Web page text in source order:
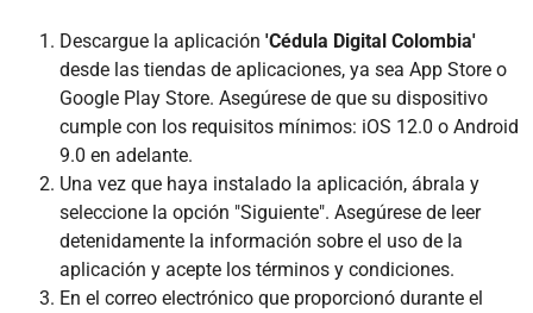
Descargue la aplicación 'Cédula Digital Colombia'
desde las tiendas de aplicaciones, ya sea App Store o
Google Play Store. Asegúrese de que su dispositivo
cumple con los requisitos mínimos: iOS 12.0 o Android
9.0 en adelante.
Una vez que haya instalado la aplicación, ábrala y
seleccione la opción "Siguiente". Asegúrese de leer
detenidamente la información sobre el uso de la
aplicación y acepte los términos y condiciones.
En el correo electrónico que proporcionó durante el